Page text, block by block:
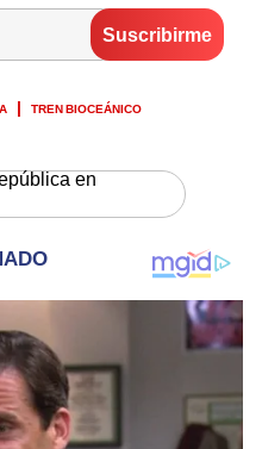
TREN BIOCEÁNICO
en